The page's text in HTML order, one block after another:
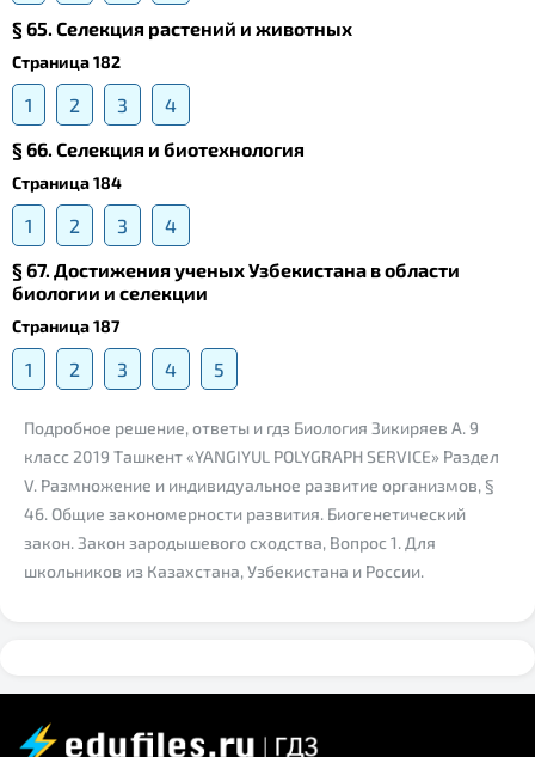
§ 65. Селекция растений и животных
Страница 182
1 2 3
4
§ 66. Селекция и биотехнология
Страница 184
1 2 3
4
§ 67. Достижения ученых Узбекистана в области
биологии и селекции
Страница 187
1 2 3 4 5
Подробное решение, ответы и гдз Биология Зикиряев А. 9
класс 2019 Ташкент «YANGIYUL POLYGRAPH SERVICE» Раздел
V. Размножение и индивидуальное развитие организмов, §
46. Общие закономерности развития. Биогенетический
закон. Закон зародышевого сходства, Вопрос 1. Для
школьников из Казахстана, Узбекистана и России.